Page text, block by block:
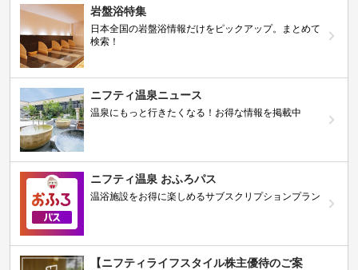
岩盤浴特集
日本全国の岩盤浴情報だけをピックアップ。まとめて
検索！
ニフティ温泉ニュース
温泉にもっと行きたくなる！お得な情報を掲載中
ニフティ温泉 おふろパス
温浴施設をお得に楽しめるサブスクリプションプラン
【ニフティライフスタイル株主優待のご案